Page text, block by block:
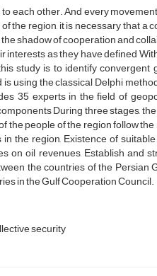
each other. And every
the region, it is necessary that a
shadow of cooperation and
interests as they have defined
study is to identify convergent
using the classical Delphi
35 experts in the field of
During three stages,
people of the region follow
the region, Existence of
on oil revenues, Establish and
the countries of the Persian
in the Gulf Cooperation Council.
security